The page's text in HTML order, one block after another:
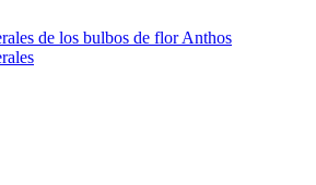
de los bulbos de flor Anthos